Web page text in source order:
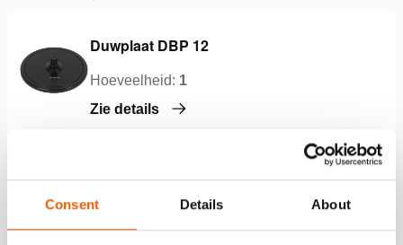
Consent Details About
Duwplaat DBP 12
Hoeveelheid: 1
Zie details
Hoeveelheid:
1